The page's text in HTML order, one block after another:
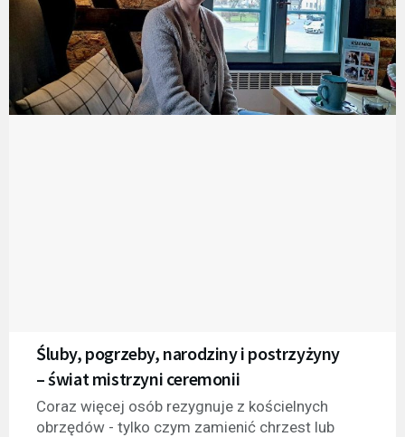
Śluby, pogrzeby, narodziny i postrzyżyny
– świat mistrzyni ceremonii
Coraz więcej osób rezygnuje z kościelnych
obrzędów - tylko czym zamienić chrzest lub